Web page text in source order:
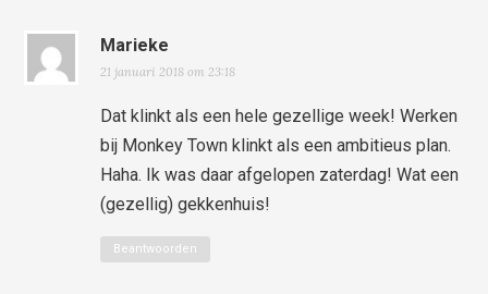
Marieke
21 januari 2018 om 23:18
Dat klinkt als een hele gezellige week! Werken
bij Monkey Town klinkt als een ambitieus plan.
Haha. Ik was daar afgelopen zaterdag! Wat een
(gezellig) gekkenhuis!
Beantwoorden